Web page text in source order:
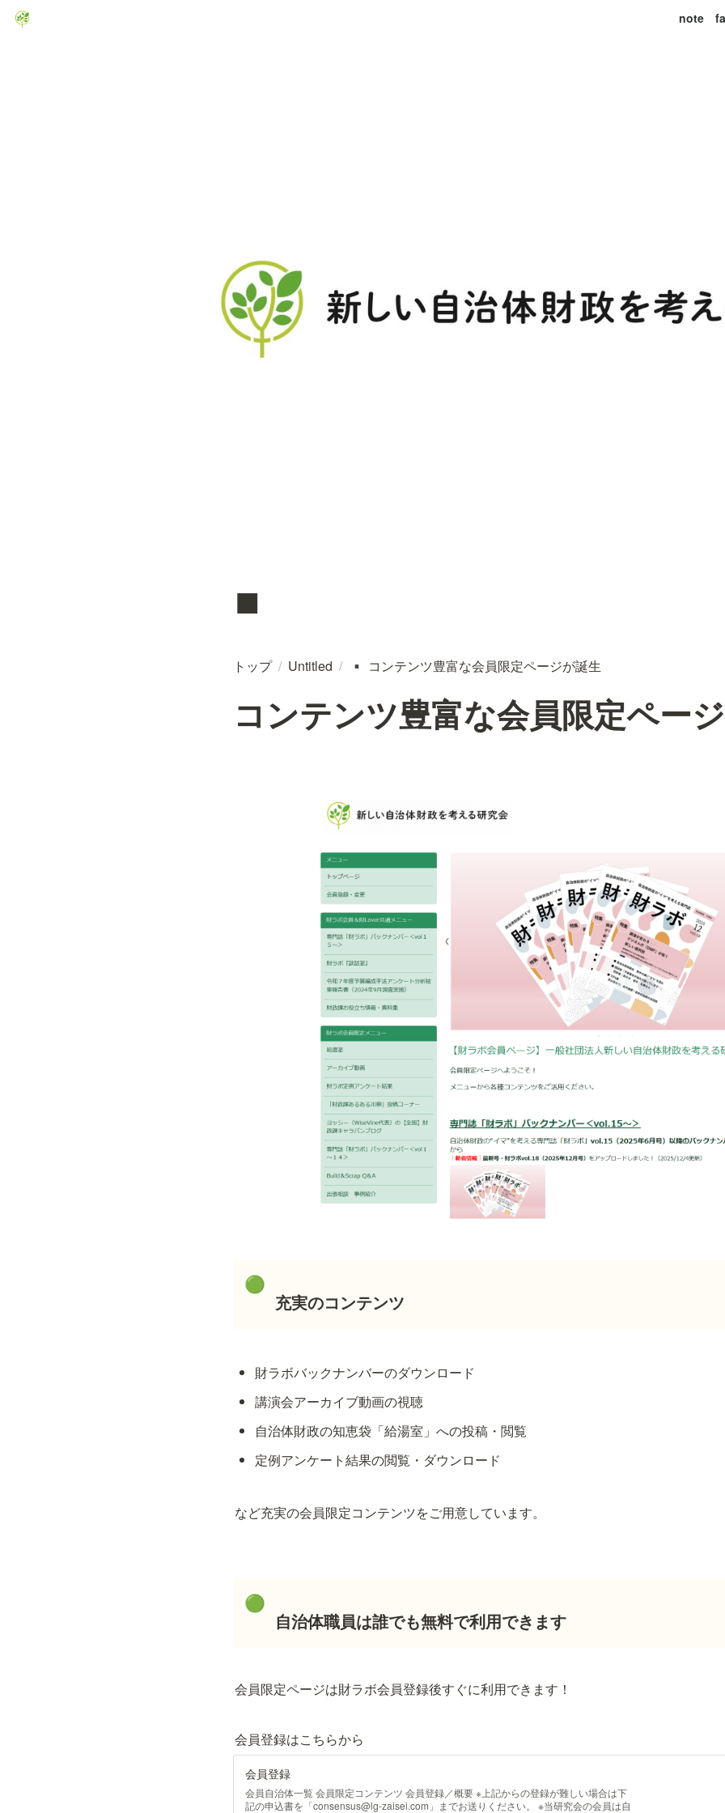
note
▪️
トップ / Untitled / ▪️ コンテンツ豊富な会員限定ページが誕生
コンテンツ豊富な会員限定ペー
🟢
充実のコンテンツ
財ラボバックナンバーのダウンロード
講演会アーカイブ動画の視聴
自治体財政の知恵袋「給湯室」への投稿・閲覧
定例アンケート結果の閲覧・ダウンロード
など充実の会員限定コンテンツをご用意しています。
🟢
自治体職員は誰でも無料で利用できます
会員限定ページは財ラボ会員登録後すぐに利用できます！
会員登録はこちらから
会員登録
会員自治体一覧 会員限定コンテンツ 会員登録／概要 ※上記からの登録が難しい場合は下
記の申込書を「consensus@lg-zaisei.com」までお送りください。 ※当研究会の会員は自